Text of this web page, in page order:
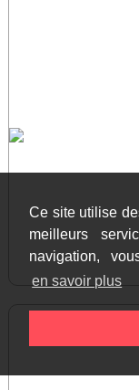
Ce site utilise
meilleurs
navigation,
en savoir plus